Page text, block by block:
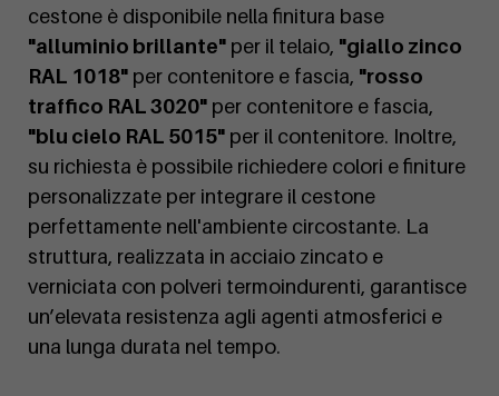
cestone è disponibile nella finitura base
"alluminio brillante" per il telaio, "giallo zinco
RAL 1018" per contenitore e fascia, "rosso
traffico RAL 3020" per contenitore e fascia,
"blu cielo RAL 5015" per il contenitore. Inoltre,
su richiesta è possibile richiedere colori e finiture
personalizzate per integrare il cestone
perfettamente nell'ambiente circostante. La
struttura, realizzata in acciaio zincato e
verniciata con polveri termoindurenti, garantisce
un’elevata resistenza agli agenti atmosferici e
una lunga durata nel tempo.